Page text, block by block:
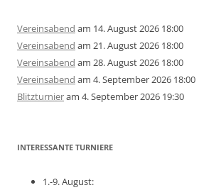
Vereinsabend am 14. August 2026 18:00
Vereinsabend am 21. August 2026 18:00
Vereinsabend am 28. August 2026 18:00
Vereinsabend am 4. September 2026 18:00
Blitzturnieram 4. September 2026 19:30
INTERESSANTE TURNIERE
1.-9. August: